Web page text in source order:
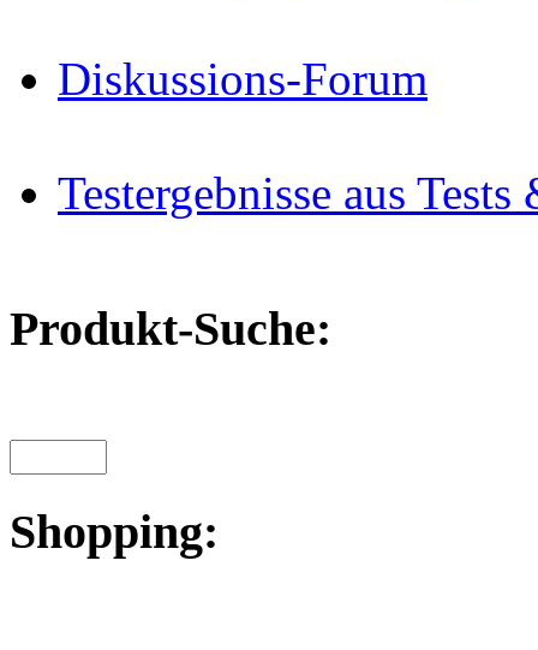
Diskussions-Forum
Testergebnisse aus
Produkt-Suche:
Shopping: